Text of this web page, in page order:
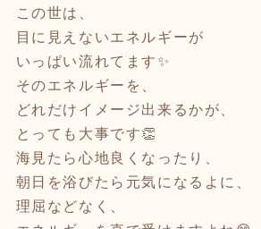
この世は、
目に見えないエネルギーが
いっぱい流れてます✨
そのエネルギーを、
どれだけイメージ出来るかが、
とっても大事です👏
海見たら心地良くなったり、
朝日を浴びたら元気になるよに、
理屈などなく、